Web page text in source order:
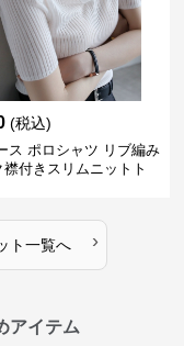
(税込)
ス ポロシャツ リブ編み
付きスリムニットト
ト一覧へ ›
アイテム